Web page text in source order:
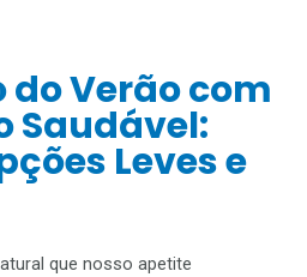
Verão com
Saudável:
Leves e
que nosso apetite